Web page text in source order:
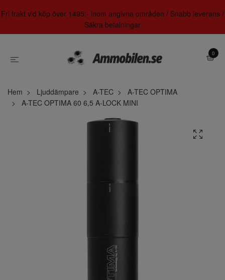
Fri frakt vid köp över 1495:- inom angivna områden / Snabb leverans /
Säkra betalningar
0
Hem Ljuddämpare A-TEC
A-TEC OPTIMA
A-TEC OPTIMA 60 6,5 A-LOCK MINI